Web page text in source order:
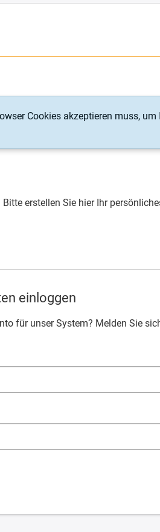
Cookies akzeptieren muss,
erstellen Sie hier Ihr
einloggen
für unser System? Melden Sie